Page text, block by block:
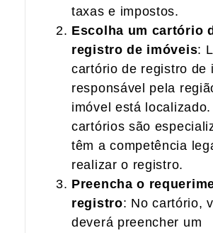
taxas e impostos.
Escolha um cartório
registro de imóveis:
cartório de registro de
responsável pela
imóvel está
cartórios são
têm a competência
realizar o registro.
Preencha o
registro: No cartório,
deverá preencher um